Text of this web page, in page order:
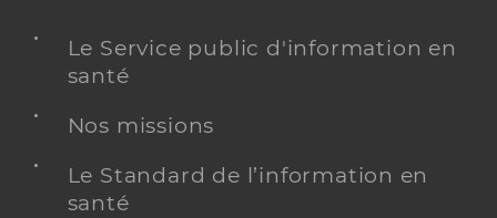
Le Service public d'information en
santé
Nos missions
Le Standard de l’information en
santé